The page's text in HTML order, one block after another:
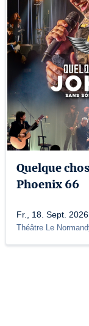
Quelque
Phoenix 66
Fr., 18. Sept.
Théâtre Le